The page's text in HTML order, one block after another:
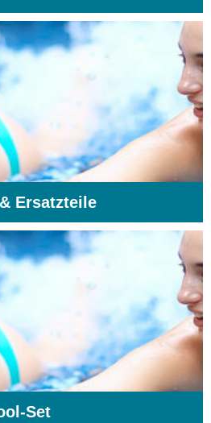
Ersatzteile
Set